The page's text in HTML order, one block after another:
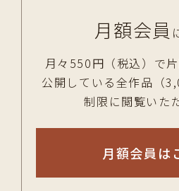
月額会員
月々550円（税込）で
公開している全作品（
制限に閲覧いた
月額会員は